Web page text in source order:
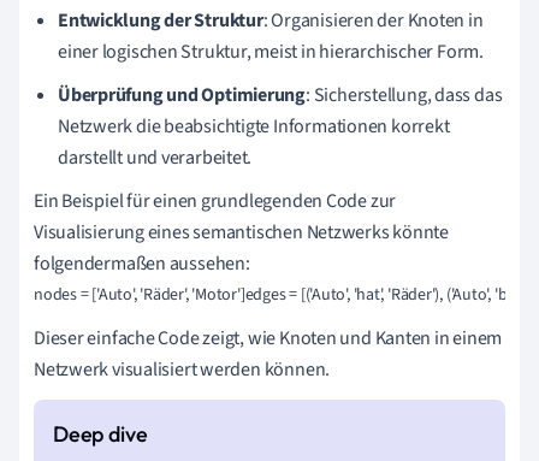
Entwicklung der Struktur: Organisieren der Knoten in
einer logischen Struktur, meist in hierarchischer Form.
Überprüfung und Optimierung: Sicherstellung, dass das
Netzwerk die beabsichtigte Informationen korrekt
darstellt und verarbeitet.
Ein Beispiel für einen grundlegenden Code zur
Visualisierung eines semantischen Netzwerks könnte
folgendermaßen aussehen:
nodes = ['Auto', 'Räder', 'Motor']edges = [('Auto', 'hat', 'Räder'), ('Auto',
Dieser einfache Code zeigt, wie Knoten und Kanten in einem
Netzwerk visualisiert werden können.